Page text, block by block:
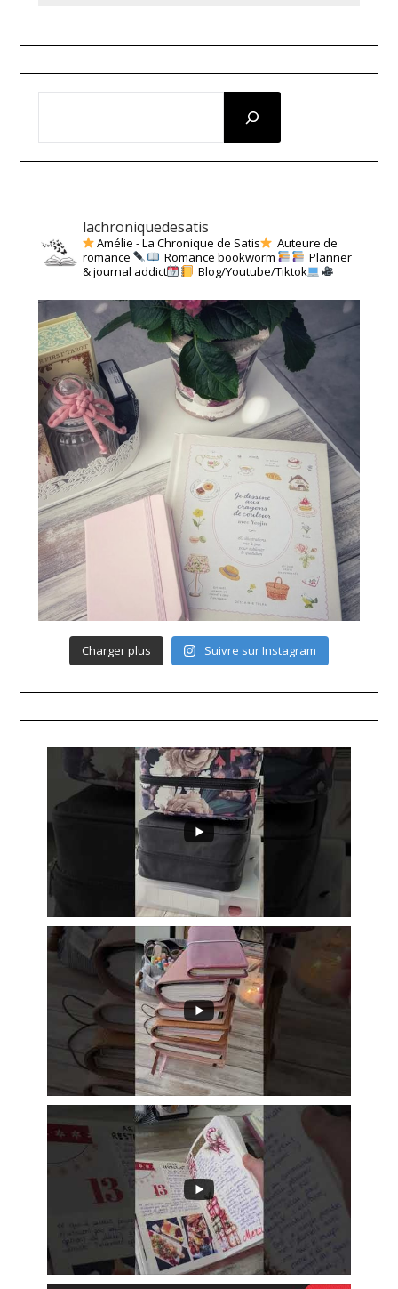
lachroniquedesatis
Amélie - La Chronique de Satis
Auteure de
romance
Romance bookworm
Planner
& journal addict
Blog/Youtube/Tiktok
Charger plus Suivre sur Instagram